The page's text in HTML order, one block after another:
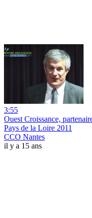
3:55
Ouest Croissance,
Pays de la Loire 2011
CCO Nantes
il y a 15 ans